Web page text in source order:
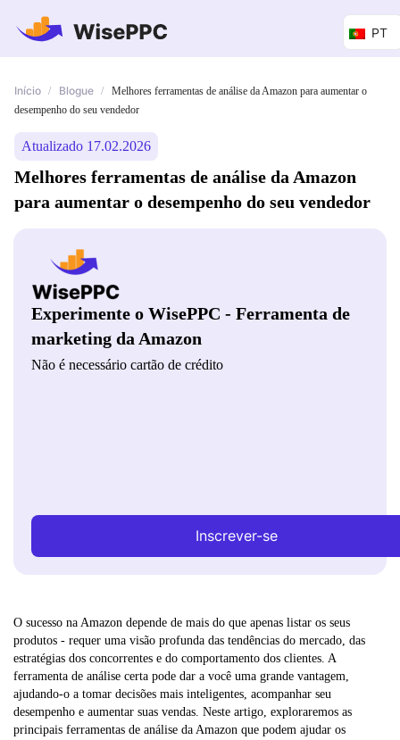
PT
Início / Blogue /
Melhores ferramentas de análise da Amazon para aumentar o
desempenho do seu vendedor
Atualizado 17.02.2026
Melhores ferramentas de análise da Amazon
para aumentar o desempenho do seu vendedor
Experimente o WisePPC - Ferramenta de
marketing da Amazon
Não é necessário cartão de crédito
Inscrever-se
O sucesso na Amazon depende de mais do que apenas listar os seus
produtos - requer uma visão profunda das tendências do mercado, das
estratégias dos concorrentes e do comportamento dos clientes. A
ferramenta de análise certa pode dar a você uma grande vantagem,
ajudando-o a tomar decisões mais inteligentes, acompanhar seu
desempenho e aumentar suas vendas. Neste artigo, exploraremos as
principais ferramentas de análise da Amazon que podem ajudar os